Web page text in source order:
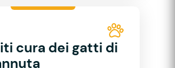
cura dei gatti di